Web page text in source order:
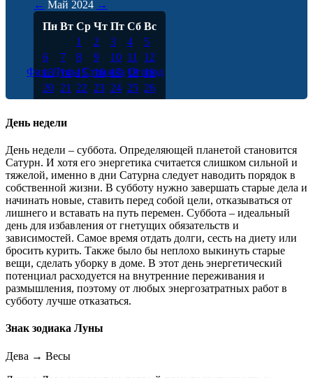
← Май 2024 →
Пн Вт Ср Чт Пт Сб Вс
1
2 3 4
5
6
7 8 9 10 11
12
13 14 15 16 17 18 19
20 21 22 23 24 25 26
27 28 29 30 31
Фаза Луны Стрижка Огород
День недели
День недели – суббота. Определяющей планетой становится
Сатурн. И хотя его энергетика считается слишком сильной и
тяжелой, именно в дни Сатурна следует наводить порядок в
собственной жизни. В субботу нужно завершать старые дела и
начинать новые, ставить перед собой цели, отказываться от
лишнего и вставать на путь перемен. Суббота – идеальный
день для избавления от гнетущих обязательств и
зависимостей. Самое время отдать долги, сесть на диету или
бросить курить. Также было бы неплохо выкинуть старые
вещи, сделать уборку в доме. В этот день энергетический
потенциал расходуется на внутренние переживания и
размышления, поэтому от любых энергозатратных работ в
субботу лучше отказаться.
Знак зодиака Луны
Дева → Весы